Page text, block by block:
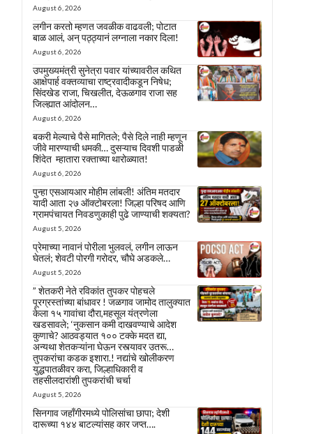
August 6, 2026
लगीन करतो म्हणत जवळीक वाढवली; पोटात
बाळ आलं, अन् पठ्ठ्यानं लग्नाला नकार दिला!
August 6, 2026
उपमुख्यमंत्री सुनेत्रा पवार यांच्यावरील कथित
आक्षेपार्ह वक्तव्याचा राष्ट्रवादीकडून निषेध;
सिंदखेड राजा, चिखलीत, देऊळगाव राजा सह
जिल्ह्यात आंदोलन…
August 6, 2026
बकरी मेल्याचे पैसे मागितले; पैसे दिले नाही म्हणून
जीवे मारण्याची धमकी… दुसऱ्याच दिवशी पाडळी
शिंदेत म्हातारा रक्ताच्या थारोळ्यात!
August 6, 2026
पुन्हा एसआयआर मोहीम लांबली! अंतिम मतदार
यादी आता २७ ऑक्टोबरला! जिल्हा परिषद आणि
ग्रामपंचायत निवडणुकाही पुढे जाण्याची शक्यता?
August 5, 2026
प्रेमाच्या नावानं पोरीला भुलवलं, लगीन लाऊन
घेतलं; शेवटी पोरगी गरोदर, चौघे अडकले…
August 5, 2026
” शेतकरी नेते रविकांत तुपकर पोहचले
पूरग्रस्तांच्या बांधावर ! जळगाव जामोद तालुक्यात
केला १५ गावांचा दौरा,महसूल यंत्रणेला
खडसावले; ‘नुकसान कमी दाखवण्याचे आदेश
कुणाचे? आठवड्यात १०० टक्के मदत द्या,
अन्यथा शेतकऱ्यांना घेऊन रस्त्यावर उतरू…
तुपकरांचा कडक इशारा.! नद्यांचे खोलीकरण
युद्धपातळीवर करा, जिल्हाधिकारी व
तहसीलदारांशी तुपकरांची चर्चा
August 5, 2026
सिनगाव जहाँगीरमध्ये पोलिसांचा छापा; देशी
दारूच्या १४४ बाटल्यांसह कार जप्त….